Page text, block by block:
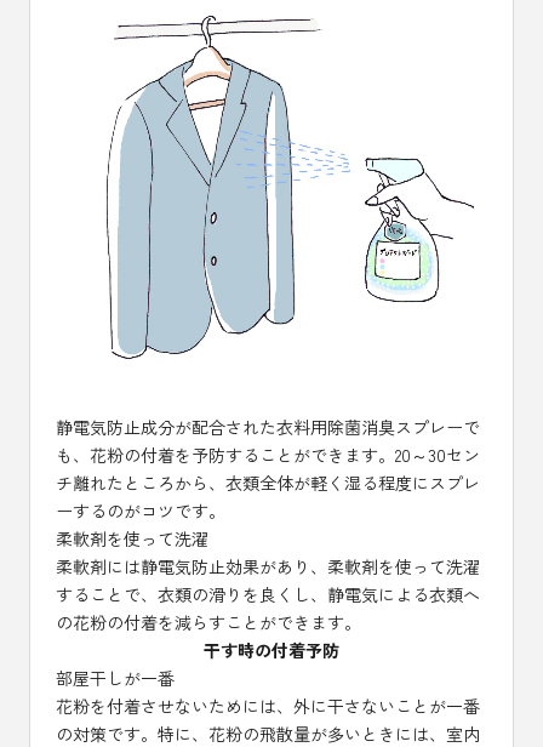
静電気防止成分が配合された衣料用除菌消臭スプレーで
も、花粉の付着を予防することができます。20～30セン
チ離れたところから、衣類全体が軽く湿る程度にスプレ
ーするのがコツです。
柔軟剤を使って洗濯
柔軟剤には静電気防止効果があり、柔軟剤を使って洗濯
することで、衣類の滑りを良くし、静電気による衣類へ
の花粉の付着を減らすことができます。
干す時の付着予防
部屋干しが一番
花粉を付着させないためには、外に干さないことが一番
の対策です。特に、花粉の飛散量が多いときには、室内